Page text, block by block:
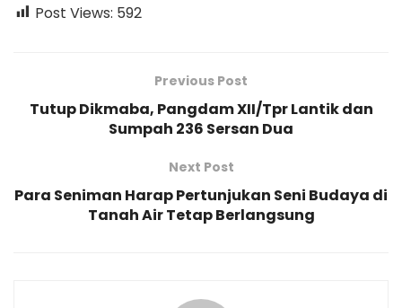
Post Views: 592
Previous Post
Tutup Dikmaba, Pangdam XII/Tpr Lantik dan
Sumpah 236 Sersan Dua
Next Post
Para Seniman Harap Pertunjukan Seni Budaya di
Tanah Air Tetap Berlangsung